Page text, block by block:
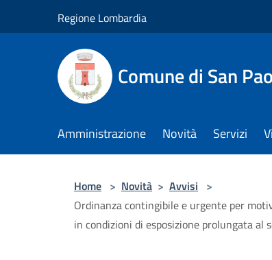
Regione Lombardia
Comune di San
Amministrazione Novità Servizi
Home > Novità > Avvisi >
Ordinanza contingibile e urgente per
in condizioni di esposizione prolungata al